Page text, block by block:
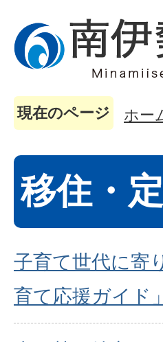
現在のページ ホー
移住・
子育て世代に寄
育て応援ガイド